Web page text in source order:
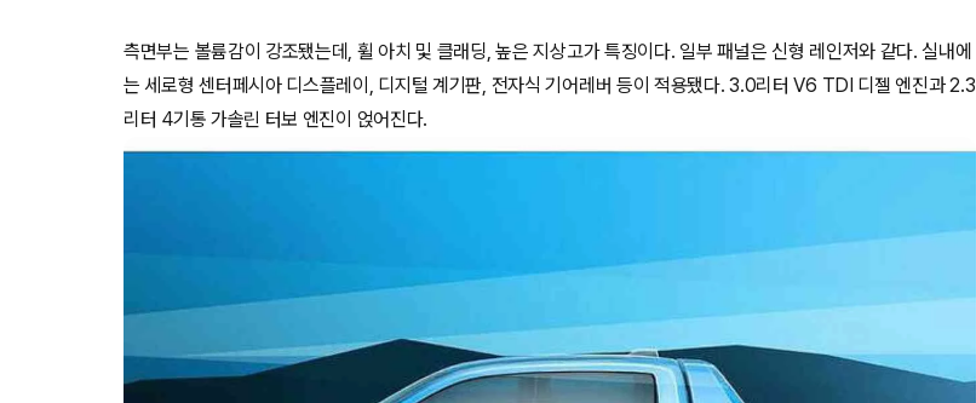
측면부는 볼륨감이 강조됐는데, 휠 아치 및 클래딩, 높은 지상고가 특징이다. 일부 패널은 신형 레인저와 같다. 실내에
는 세로형 센터페시아 디스플레이, 디지털 계기판, 전자식 기어레버 등이 적용됐다. 3.0리터 V6 TDI 디젤 엔진과 2.3
리터 4기통 가솔린 터보 엔진이 얹어진다.